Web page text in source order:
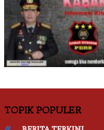
TOPIK POPULER